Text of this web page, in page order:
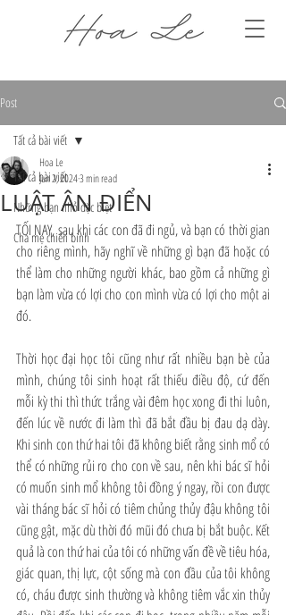
Post
Tất cả bài viết
Những bạn nhỏ đặc biệt
Cha mẹ chiến binh
Tất cả bài viết
LUẬT ÂN ĐIỂN
Hoa Le
Jun 2, 20243 min read
TỐI NAY, sau khi các con đã đi ngủ, và bạn có thời gian
cho riêng mình, hãy nghĩ về những gì bạn đã hoặc có
thể làm cho những người khác, bao gồm cả những gì
bạn làm vừa có lợi cho con mình vừa có lợi cho một ai
đó.
Thời học đại học tôi cũng như rất nhiều bạn bè của
mình, chúng tôi sinh hoạt rất thiếu điều độ, cứ đến
mỗi kỳ thi thì thức trắng vài đêm học xong đi thi luôn,
đến lúc về nước đi làm thì đã bắt đầu bị đau dạ dày.
Khi sinh con thứ hai tôi đã không biết rằng sinh mổ có
thể có những rủi ro cho con về sau, nên khi bác sĩ hỏi
có muốn sinh mổ không tôi đồng ý ngay, rồi con được
vài tháng bác sĩ hỏi có tiêm chủng thủy đậu không tôi
cũng gật, mặc dù thời đó mũi đó chưa bị bắt buộc. Kết
quả là con thứ hai của tôi có những vấn đề về tiêu hóa,
giác quan, thị lực, cột sống mà con đầu của tôi không
có, cháu được sinh thường và không tiêm vắc xin thủy